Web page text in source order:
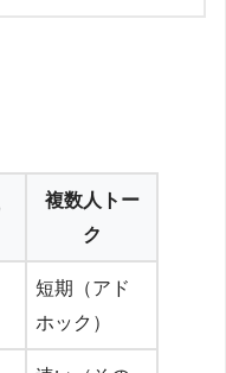
複数人トー
ク
短期（アド
ホック）